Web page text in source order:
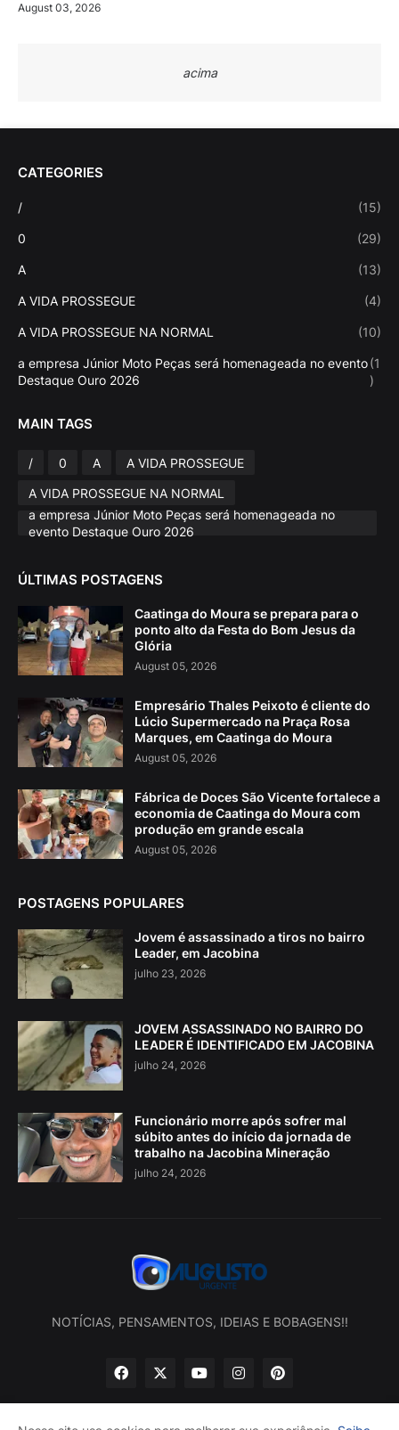
August 03, 2026
acima
CATEGORIES
/ (15)
0 (29)
A (13)
A VIDA PROSSEGUE (4)
A VIDA PROSSEGUE NA NORMAL (10)
a empresa Júnior Moto Peças será homenageada no evento
Destaque Ouro 2026
(1
)
MAIN TAGS
/ 0 A
A VIDA PROSSEGUE
A VIDA PROSSEGUE NA NORMAL
a empresa Júnior Moto Peças será homenageada no
evento Destaque Ouro 2026
ÚLTIMAS POSTAGENS
Caatinga do Moura se prepara para o
ponto alto da Festa do Bom Jesus da
Glória
August 05, 2026
Empresário Thales Peixoto é cliente do
Lúcio Supermercado na Praça Rosa
Marques, em Caatinga do Moura
August 05, 2026
Fábrica de Doces São Vicente fortalece a
economia de Caatinga do Moura com
produção em grande escala
August 05, 2026
POSTAGENS POPULARES
Jovem é assassinado a tiros no bairro
Leader, em Jacobina
julho 23, 2026
JOVEM ASSASSINADO NO BAIRRO DO
LEADER É IDENTIFICADO EM JACOBINA
julho 24, 2026
Funcionário morre após sofrer mal
súbito antes do início da jornada de
trabalho na Jacobina Mineração
julho 24, 2026
NOTÍCIAS, PENSAMENTOS, IDEIAS E BOBAGENS!!